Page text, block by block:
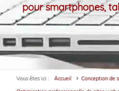
pour smartphones,
Vous êtes ici : Accueil
Conception de